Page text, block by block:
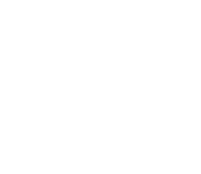
für personalisierte Werbung
zur Auswahl personalisierter Werbung